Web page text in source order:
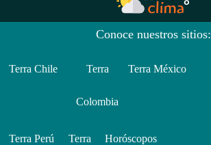
Conoce nuestros sitios:
Terra Chile Terra
Colombia
Terra México
Terra Perú Terra Horóscopos